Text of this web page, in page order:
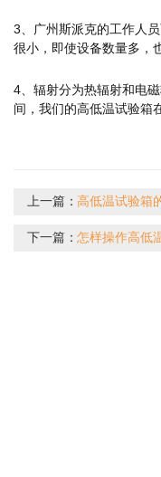
3、广州斯派克的工作人
很小，即使设备数量多，
4、辐射分为热辐射和电
间，我们的高低温试验箱
上一篇： 高低温试验箱
下一篇：怎样操作高低